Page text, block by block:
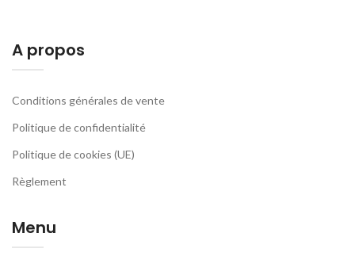
A propos
Conditions générales de vente
Politique de confidentialité
Politique de cookies (UE)
Règlement
Menu